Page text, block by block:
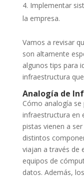
Implementar
la empresa.
Vamos a revisar
son altamente
algunos tips para
infraestructura
Analogía de
Cómo analogía
infraestructura en
pistas vienen a
distintos
viajan a través de
equipos de
datos. Además,